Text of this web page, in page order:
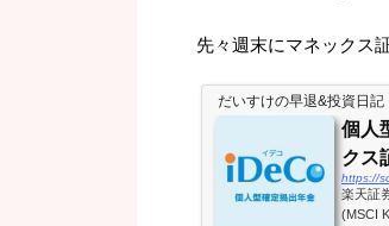
先々週末にマネックス
だいすけの早退&投資日記
個人
クス
https://
楽天証
(MSCI